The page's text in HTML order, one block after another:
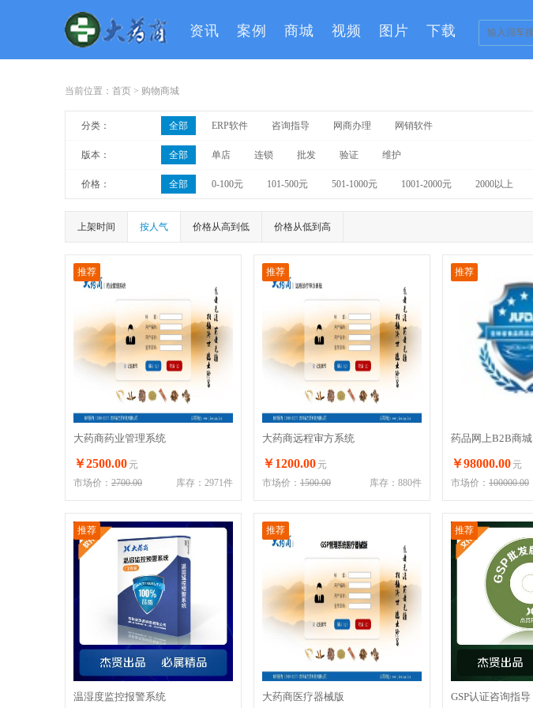
资讯 案例 商城 视频 图片 下载
当前位置： 首页 > 购物商城
分类： 全部 ERP软件 咨询指导 网商办理 网销软件
版本： 全部 单店 连锁 批发 验证 维护
价格： 全部 0-100元 101-500元 501-1000元 1001-2000元 2000以上
上架时间 按人气 价格从高到低 价格从低到高
推荐
大药商药业管理系统
￥2500.00 元
库存：2971件
市场价： 2700.00
推荐
大药商远程审方系统
￥1200.00 元
库存：880件
市场价： 1500.00
推荐
药品网上B2B商城
￥98000.00 元
市场价： 100000.00
推荐
温湿度监控报警系统
推荐
大药商医疗器械版
推荐
GSP认证咨询指导